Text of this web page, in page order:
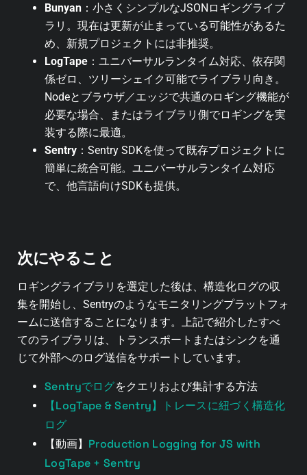
Bunyan ：小さくシンプルなJSONロギングライブ
ラリ。現在は更新が止まっている可能性があるた
め、新規プロジェクトには非推奨。
LogTape ：ユニバーサルランタイム対応、依存関
係ゼロ、ツリーシェイク可能でライブラリ向き。
Nodeとブラウザ／エッジで共通のロギング機能が
必要な場合、またはライブラリ側でロギングを実
装する際に最適。
Sentry ：Sentry SDKを使って既存プロジェクトに
簡単に統合可能。ユニバーサルランタイム対応
で、他言語向けSDKも提供。
次にやること
ロギングライブラリを選定した後は、構造化ログの収
集を開始し、Sentryのようなモニタリングプラットフォ
ームに送信することになります。上記で紹介したすべ
てのライブラリは、トランスポートまたはシンクを通
じて外部へのログ送信をサポートしています。
Sentryでログをクエリおよび集計する方法
【LogTape & Sentry】トレースに紐づく構造化
ログ
【動画】 Production Logging for JS with
LogTape + Sentry